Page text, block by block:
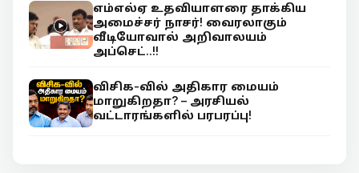
எம்எல்ஏ உதவியாளரை தாக்கிய
அமைச்சர் நாசர்! வைரலாகும்
வீடியோவால் அறிவாலயம்
அப்செட்..!!
விசிக-வில் அதிகார மையம்
மாறுகிறதா? – அரசியல்
வட்டாரங்களில் பரபரப்பு!